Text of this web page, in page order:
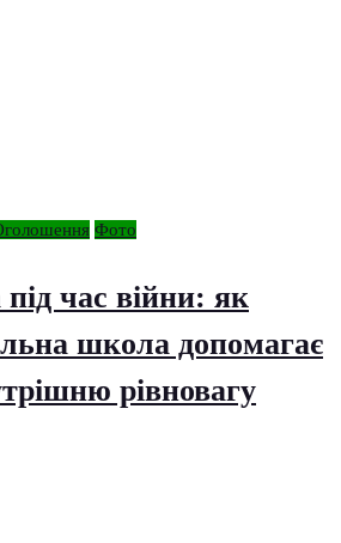
Фото
час війни: як
школа допомагає
рівновагу